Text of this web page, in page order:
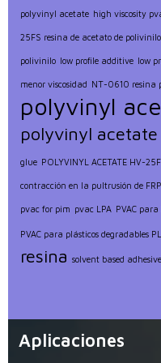
polyvinyl acetate high viscosity
25FS resina de acetato de polivinilo
polivinilo low profile additive low
menor viscosidad NT-0610 resina
polyvinyl
polyvinyl
glue POLYVINYL ACETATE HV-
contracción en la pultrusión de FRP
pvac for pim pvac LPA PVAC
PVAC para plásticos degradables
resina solvent based
Aplicaciones